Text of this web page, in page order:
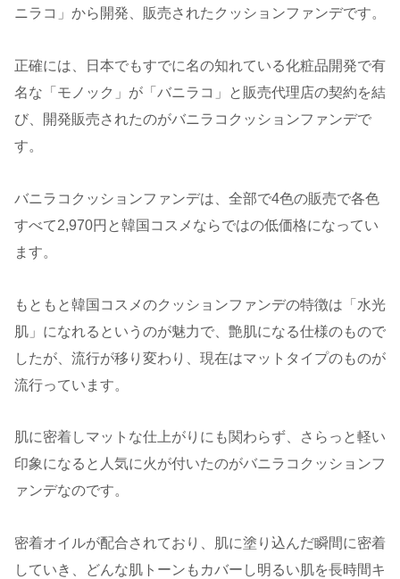
ニラコ」から開発、販売されたクッションファンデです。
正確には、日本でもすでに名の知れている化粧品開発で有
名な「モノック」が「バニラコ」と販売代理店の契約を結
び、開発販売されたのがバニラコクッションファンデで
す。
バニラコクッションファンデは、全部で4色の販売で各色
すべて2,970円と韓国コスメならではの低価格になってい
ます。
もともと韓国コスメのクッションファンデの特徴は「水光
肌」になれるというのが魅力で、艶肌になる仕様のもので
したが、流行が移り変わり、現在はマットタイプのものが
流行っています。
肌に密着しマットな仕上がりにも関わらず、さらっと軽い
印象になると人気に火が付いたのがバニラコクッションフ
ァンデなのです。
密着オイルが配合されており、肌に塗り込んだ瞬間に密着
していき、どんな肌トーンもカバーし明るい肌を長時間キ